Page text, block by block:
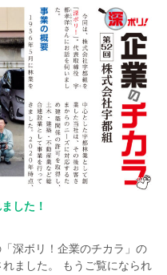
した！
深ボリ！企業のチカラ」の
ました。 もうご覧になられ